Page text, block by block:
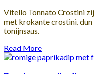
Vitello Tonnato Crostini
met krokante crostini,
tonijnsaus.
Read More